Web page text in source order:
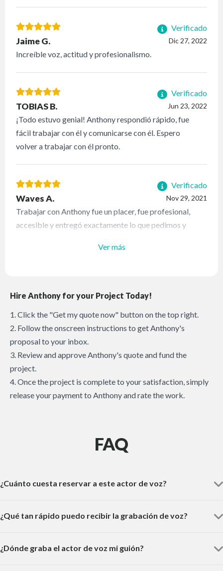
Verificado
Dic 27, 2022
Jaime G.
Increíble voz, actitud y profesionalismo.
Verificado
Jun 23, 2022
TOBIAS B.
¡Todo estuvo genial! Anthony respondió rápido, fue
fácil trabajar con él y comunicarse con él. Espero
volver a trabajar con él pronto.
Verificado
Nov 29, 2021
Waves A.
Trabajar con Anthony fue un placer, fue profesional,
accesible y entregó exactamente lo que pedimos y
Ver más
Hire Anthony for your Project Today!
1. Click the "Get my quote now" button on the top right.
2. Follow the onscreen instructions to get Anthony's
proposal to your inbox.
3. Review and approve Anthony's quote and fund the
project.
4. Once the project is complete to your satisfaction, simply
release your payment to Anthony and rate the work.
FAQ
¿Cuánto cuesta reservar a este actor de voz?
¿Qué tan rápido puedo recibir la grabación de voz?
¿Dónde graba el actor de voz mi guión?